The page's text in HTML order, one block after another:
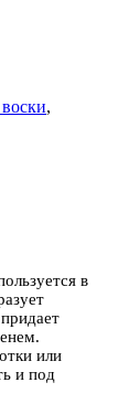
,
в
или
и под